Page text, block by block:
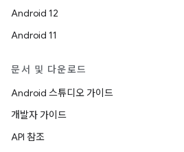
Android 12
Android 11
문서 및 다운로드
Android 스튜디오 가이드
개발자 가이드
API 참조